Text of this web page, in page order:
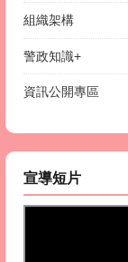
組織架構
警政知識+
資訊公開專區
宣導短片